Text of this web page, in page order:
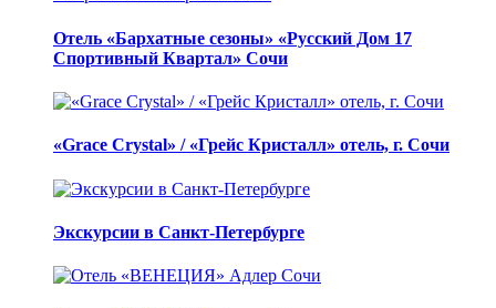
Отель «Бархатные сезоны» «Русский Дом 17
Спортивный Квартал» Сочи
«Grace Crystal» / «Грейс Кристалл» отель, г. Сочи
Экскурсии в Санкт-Петербурге